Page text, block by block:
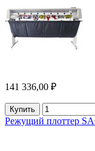
141 336,00 ₽
Купить
Режущий плоттер